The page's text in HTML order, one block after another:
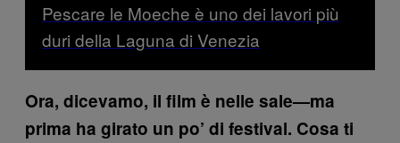
Pescare le Moeche è uno dei lavori più
duri della Laguna di Venezia
Ora, dicevamo, il film è nelle sale—ma
prima ha girato un po’ di festival. Cosa ti